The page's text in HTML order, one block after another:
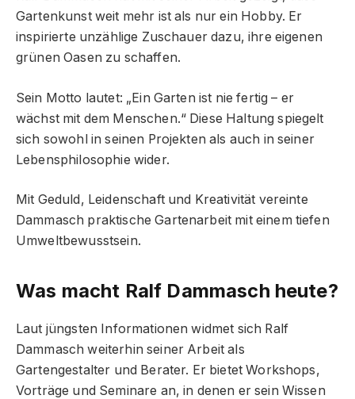
Gartenkunst weit mehr ist als nur ein Hobby. Er
inspirierte unzählige Zuschauer dazu, ihre eigenen
grünen Oasen zu schaffen.
Sein Motto lautet: „Ein Garten ist nie fertig – er
wächst mit dem Menschen.“ Diese Haltung spiegelt
sich sowohl in seinen Projekten als auch in seiner
Lebensphilosophie wider.
Mit Geduld, Leidenschaft und Kreativität vereinte
Dammasch praktische Gartenarbeit mit einem tiefen
Umweltbewusstsein.
Was macht Ralf Dammasch heute?
Laut jüngsten Informationen widmet sich Ralf
Dammasch weiterhin seiner Arbeit als
Gartengestalter und Berater. Er bietet Workshops,
Vorträge und Seminare an, in denen er sein Wissen